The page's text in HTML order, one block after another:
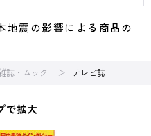
震の影響による商品の
誌・ムック テレビ誌
で拡大